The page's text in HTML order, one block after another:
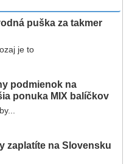
puška za takmer
je to
podmienok na
ponuka MIX balíčkov
zaplatíte na Slovensku